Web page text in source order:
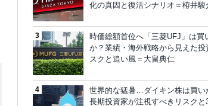
化の真因と復活シナリオ＝栫井駿
時価総額首位へ「三菱UFJ」は買
か？業績・海外戦略から見えた投
スクと追い風＝大畠典仁
世界的な猛暑…ダイキン株は買い
長期投資家が注視すべきリスクと